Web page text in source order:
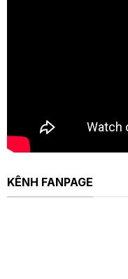
KÊNH FANPAGE